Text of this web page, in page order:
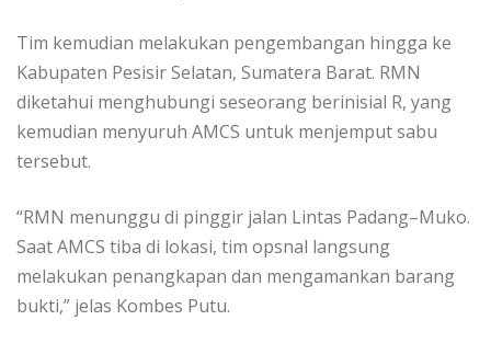
Tim kemudian melakukan pengembangan hingga ke
Kabupaten Pesisir Selatan, Sumatera Barat. RMN
diketahui menghubungi seseorang berinisial R, yang
kemudian menyuruh AMCS untuk menjemput sabu
tersebut.
“RMN menunggu di pinggir jalan Lintas Padang–Muko.
Saat AMCS tiba di lokasi, tim opsnal langsung
melakukan penangkapan dan mengamankan barang
bukti,” jelas Kombes Putu.